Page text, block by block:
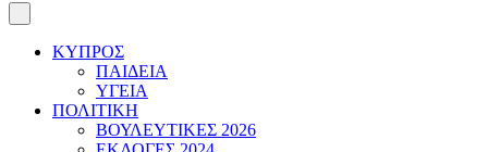
ΚΥΠΡΟΣ
ΠΑΙΔΕΙΑ
ΥΓΕΙΑ
ΠΟΛΙΤΙΚΗ
ΒΟΥΛΕΥΤΙΚΕΣ 2026